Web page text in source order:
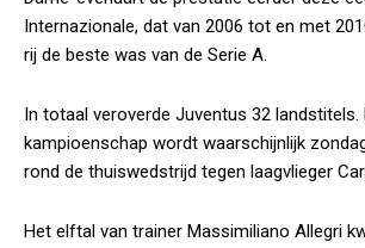
Internazionale, dat van 2006 tot en met
rij de beste was van de Serie A.
In totaal veroverde Juventus 32 landstitels.
kampioenschap wordt waarschijnlijk
rond de thuiswedstrijd tegen laagvlieger
Het elftal van trainer Massimiliano Allegri